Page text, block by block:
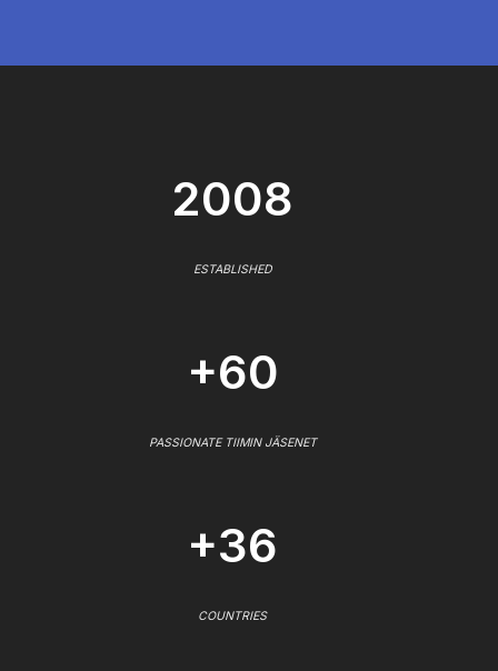
2008
ESTABLISHED
+60
PASSIONATE TIIMIN JÄSENET
+36
COUNTRIES